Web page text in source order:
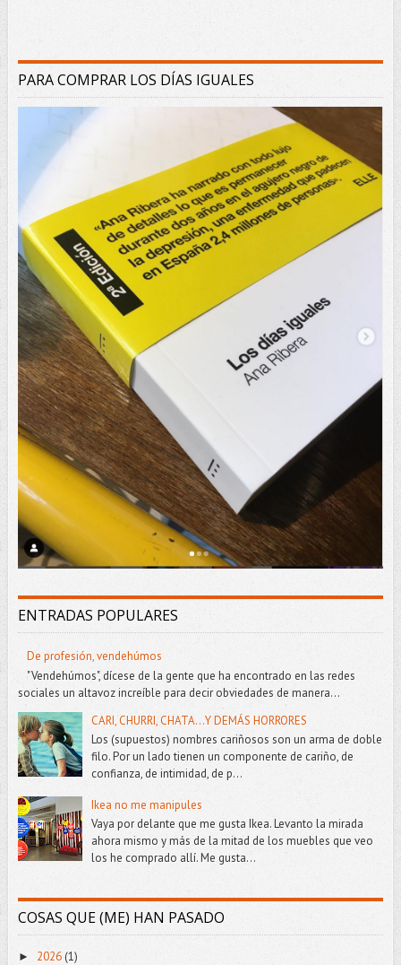
PARA COMPRAR LOS DÍAS IGUALES
ENTRADAS POPULARES
De profesión, vendehúmos
"Vendehúmos", dícese de la gente que ha encontrado en las redes
sociales un altavoz increíble para decir obviedades de manera...
CARI, CHURRI, CHATA...Y DEMÁS HORRORES
Los (supuestos) nombres cariñosos son un arma de doble
filo. Por un lado tienen un componente de cariño, de
confianza, de intimidad, de p...
Ikea no me manipules
Vaya por delante que me gusta Ikea. Levanto la mirada
ahora mismo y más de la mitad de los muebles que veo
los he comprado allí. Me gusta...
COSAS QUE (ME) HAN PASADO
► 2026(1)